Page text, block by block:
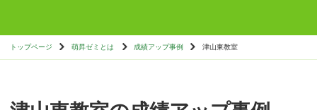
トップページ 萌昇ゼミとは 成績アップ事例 津山東教室